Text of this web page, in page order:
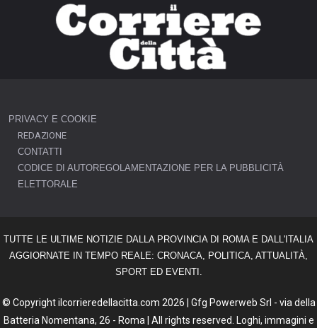
PRIVACY E COOKIE
REDAZIONE
CONTATTI
CODICE DI AUTOREGOLAMENTAZIONE PER LA PUBBLICITÀ
ELETTORALE
TUTTE LE ULTIME NOTIZIE DALLA PROVINCIA DI ROMA E DALL'ITALIA
AGGIORNATE IN TEMPO REALE: CRONACA, POLITICA, ATTUALITÀ,
SPORT ED EVENTI.
© Copyright ilcorrieredellacitta.com 2026 | Gfg Powerweb Srl - via della
Batteria Nomentana, 26 - Roma | All rights reserved. Loghi, immagini e